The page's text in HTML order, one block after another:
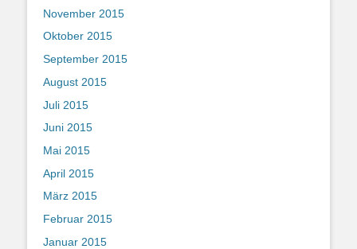
November 2015
Oktober 2015
September 2015
August 2015
Juli 2015
Juni 2015
Mai 2015
April 2015
März 2015
Februar 2015
Januar 2015